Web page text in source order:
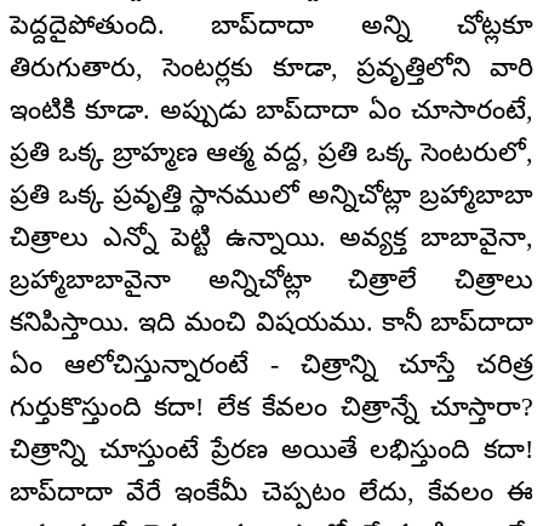
పెద్దదైపోతుంది. బాప్‌దాదా అన్ని చోట్లకూ
తిరుగుతారు, సెంటర్లకు కూడా, ప్రవృత్తిలోని వారి
ఇంటికి కూడా. అప్పుడు బాప్‌దాదా ఏం చూసారంటే,
ప్రతి ఒక్క బ్రాహ్మణ ఆత్మ వద్ద, ప్రతి ఒక్క సెంటరులో,
ప్రతి ఒక్క ప్రవృత్తి స్థానములో అన్నిచోట్లా బ్రహ్మాబాబా
చిత్రాలు ఎన్నో పెట్టి ఉన్నాయి. అవ్యక్త బాబావైనా,
బ్రహ్మాబాబావైనా అన్నిచోట్లా చిత్రాలే చిత్రాలు
కనిపిస్తాయి. ఇది మంచి విషయము. కానీ బాప్‌దాదా
ఏం ఆలోచిస్తున్నారంటే - చిత్రాన్ని చూస్తే చరిత్ర
గుర్తుకొస్తుంది కదా! లేక కేవలం చిత్రాన్నే చూస్తారా?
చిత్రాన్ని చూస్తుంటే ప్రేరణ అయితే లభిస్తుంది కదా!
బాప్‌దాదా వేరే ఇంకేమీ చెప్పటం లేదు, కేవలం ఈ